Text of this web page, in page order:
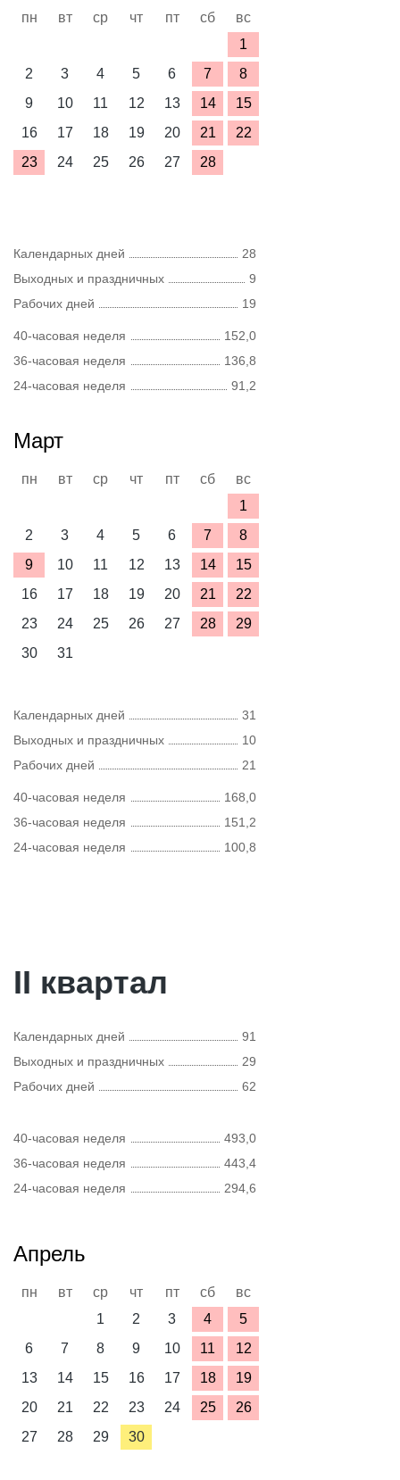
пн вт ср чт пт сб
вс
1
2
3 4 5 6 7
8
9
10 11 12 13 14
15
16
17 18 19 20 21
22
23
24 25 26 27 28
Календарных дней
28
Выходных и праздничных
9
Рабочих дней
19
40-часовая неделя
152,0
36-часовая неделя
136,8
24-часовая неделя
91,2
Март
пн вт ср чт пт сб
вс
1
2
3 4 5 6 7
8
9
10 11 12 13 14
15
16
17 18 19 20 21
22
23
24 25 26 27 28
29
30
31
Календарных дней
31
Выходных и праздничных
10
Рабочих дней
21
40-часовая неделя
168,0
36-часовая неделя
151,2
24-часовая неделя
100,8
II квартал
Календарных дней
91
Выходных и праздничных
29
Рабочих дней
62
40-часовая неделя
493,0
36-часовая неделя
443,4
24-часовая неделя
294,6
Апрель
пн вт ср чт пт сб
вс
1
2 3 4
5
6
7 8 9 10 11
12
13
14 15 16 17 18
19
20
21 22 23 24 25
26
27
28 29 30